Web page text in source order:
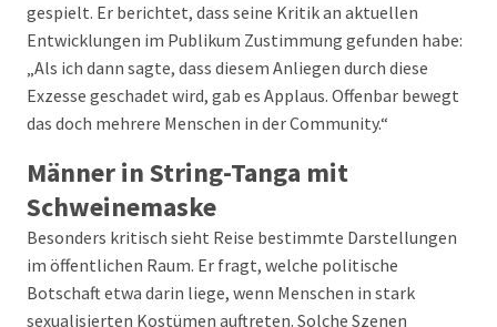
gespielt. Er berichtet, dass seine Kritik an aktuellen
Entwicklungen im Publikum Zustimmung gefunden habe:
„Als ich dann sagte, dass diesem Anliegen durch diese
Exzesse geschadet wird, gab es Applaus. Offenbar bewegt
das doch mehrere Menschen in der Community.“
Männer in String-Tanga mit
Schweinemaske
Besonders kritisch sieht Reise bestimmte Darstellungen
im öffentlichen Raum. Er fragt, welche politische
Botschaft etwa darin liege, wenn Menschen in stark
sexualisierten Kostümen auftreten. Solche Szenen